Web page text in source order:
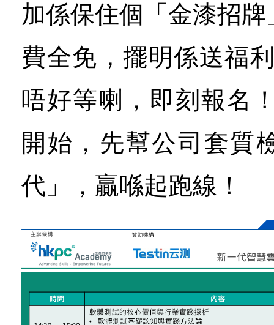
加係保住個「金漆招
費全免，擺明係送福
唔好等喇，即刻報名
開始，先幫公司套質
代」，贏喺起跑線！